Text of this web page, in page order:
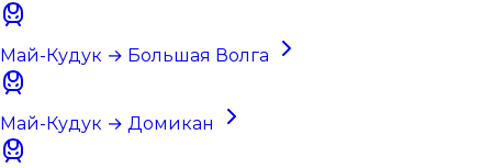
Май-Кудук → Большая Волга
Май-Кудук → Домикан